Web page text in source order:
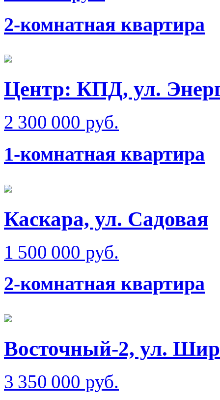
2-комнатная квартира
Центр: КПД, ул.
2 300 000 руб.
1-комнатная квартира
Каскара, ул. Садовая
1 500 000 руб.
2-комнатная квартира
Восточный-2, ул.
3 350 000 руб.